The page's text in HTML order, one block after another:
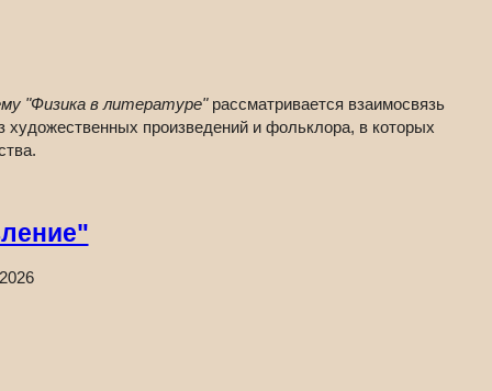
"Физика в литературе"рассматривается взаимосвязь
художественных произведений и фольклора, в которых